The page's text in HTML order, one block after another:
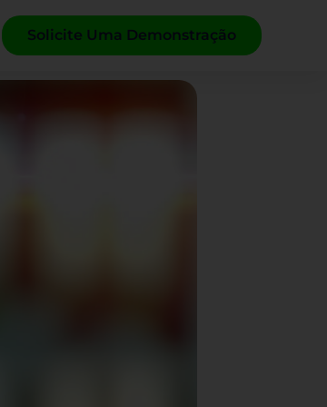
Solicite Uma Demonstração